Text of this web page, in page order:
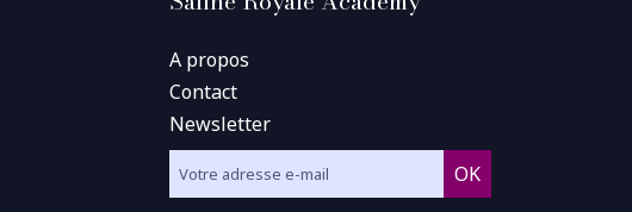
A propos
Contact
Newsletter